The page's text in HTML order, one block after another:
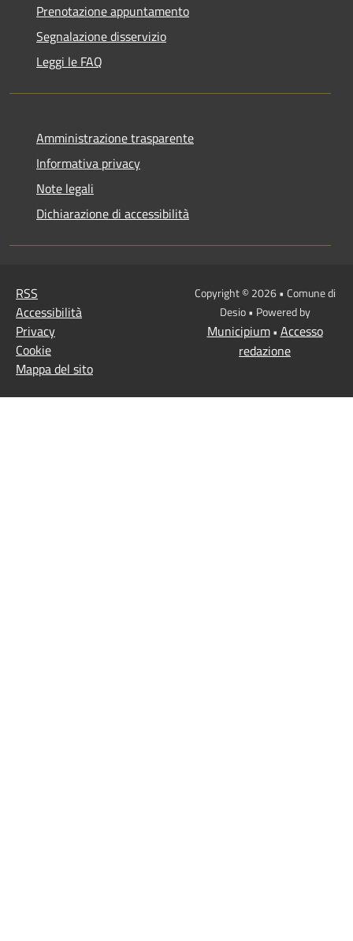
Prenotazione appuntamento
Segnalazione disservizio
Leggi le FAQ
Amministrazione trasparente
Informativa privacy
Note legali
Dichiarazione di accessibilità
RSS
Accessibilità
Privacy
Cookie
Mappa del sito
Copyright © 2026 • Comune di
Desio • Powered by
Municipium• Accesso
redazione